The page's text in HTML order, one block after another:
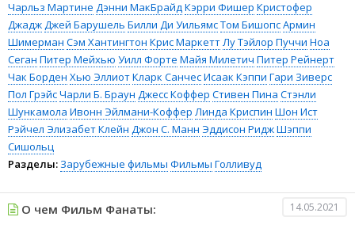
Чарльз Мартине Дэнни МакБрайдКэрри Фишер Кристофер
ДжаджДжей Барушель Билли Ди УильямсТом БишопсАрмин
Шимерман Сэм Хантингтон Крис МаркеттЛу Тэйлор Пуччи Ноа
Сеган Питер Мейхью Уилл Форте Майя Милетич Питер Рейнерт
Чак Борден Хью ЭллиотКларк СанчесИсаак Кэппи Гари Зиверс
Пол ГрэйсЧарли Б. Браун Джесс Коффер Стивен Пина Стэнли
Шункамола Ивонн Эйлмани-Коффер Линда Криспин Шон Ист
Рэйчел Элизабет Клейн Джон С. Манн Эддисон РиджШэппи
Сишольц
Разделы: Зарубежные фильмы Фильмы Голливуд
О чем Фильм Фанаты: 14.05.2021